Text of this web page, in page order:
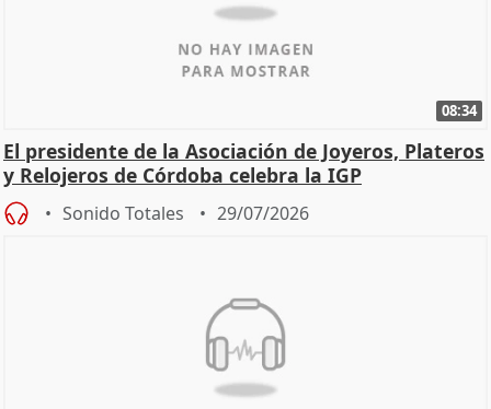
08:34
El presidente de la Asociación de Joyeros, Plateros
y Relojeros de Córdoba celebra la IGP
Sonido Totales 29/07/2026